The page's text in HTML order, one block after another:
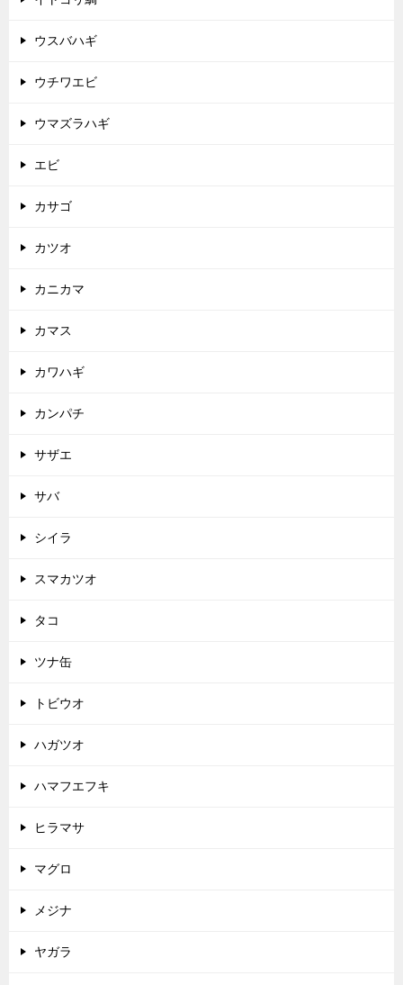
ウスバハギ
ウチワエビ
ウマズラハギ
エビ
カサゴ
カツオ
カニカマ
カマス
カワハギ
カンパチ
サザエ
サバ
シイラ
スマカツオ
タコ
ツナ缶
トビウオ
ハガツオ
ハマフエフキ
ヒラマサ
マグロ
メジナ
ヤガラ